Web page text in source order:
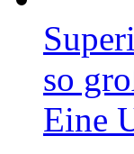
so
Eine